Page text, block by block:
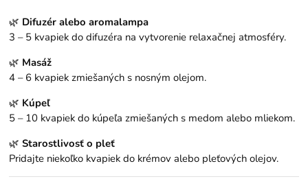
🌿 Difuzér alebo aromalampa
3 – 5 kvapiek do difuzéra na vytvorenie relaxačnej atmosféry.
🌿 Masáž
4 – 6 kvapiek zmiešaných s nosným olejom.
🌿 Kúpeľ
5 – 10 kvapiek do kúpeľa zmiešaných s medom alebo mliekom.
🌿Starostlivosť o pleť
Pridajte niekoľko kvapiek do krémov alebo pleťových olejov.